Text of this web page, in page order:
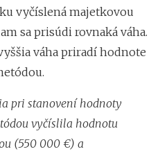
vyčíslená majetkovou
sa prisúdi rovnaká váha.
váha priradí hodnote
pri stanovení hodnoty
vyčíslila hodnotu
(550 000 €) a